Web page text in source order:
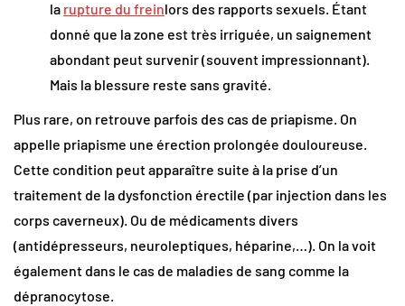
la rupture du freinlors des rapports sexuels. Étant
donné que la zone est très irriguée, un saignement
abondant peut survenir (souvent impressionnant).
Mais la blessure reste sans gravité.
Plus rare, on retrouve parfois des cas de priapisme. On
appelle priapisme une érection prolongée douloureuse.
Cette condition peut apparaître suite à la prise d’un
traitement de la dysfonction érectile (par injection dans les
corps caverneux). Ou de médicaments divers
(antidépresseurs, neuroleptiques, héparine,…). On la voit
également dans le cas de maladies de sang comme la
dépranocytose.